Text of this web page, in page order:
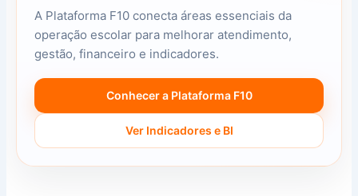
A Plataforma F10 conecta áreas essenciais da
operação escolar para melhorar atendimento,
gestão, financeiro e indicadores.
Conhecer a Plataforma F10
Ver Indicadores e BI